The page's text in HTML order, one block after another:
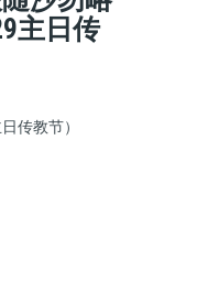
主日传
传教节）